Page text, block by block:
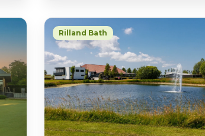
Rilland Bath